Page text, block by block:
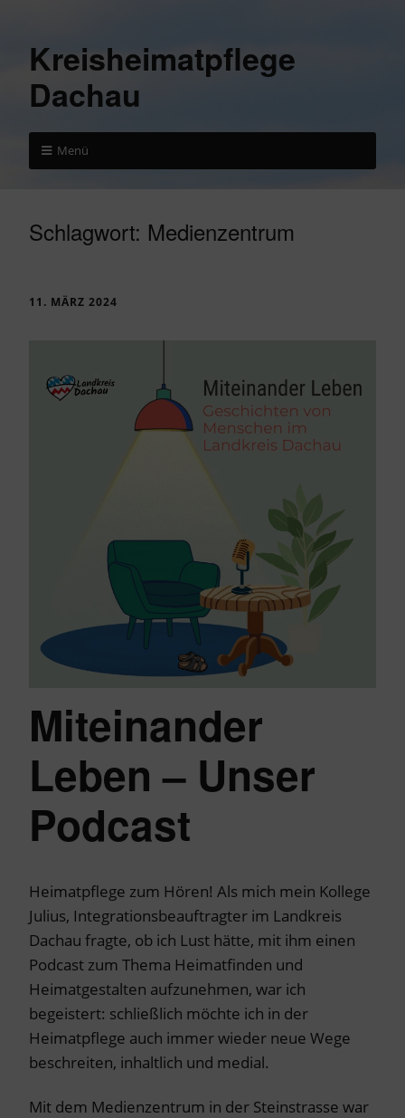
Kreisheimatpflege
Dachau
Menü
Schlagwort: Medienzentrum
11. MÄRZ 2024
Miteinander
Leben – Unser
Podcast
Heimatpflege zum Hören! Als mich mein Kollege
Julius, Integrationsbeauftragter im Landkreis
Dachau fragte, ob ich Lust hätte, mit ihm einen
Podcast zum Thema Heimatfinden und
Heimatgestalten aufzunehmen, war ich
begeistert: schließlich möchte ich in der
Heimatpflege auch immer wieder neue Wege
beschreiten, inhaltlich und medial.
Mit dem Medienzentrum in der Steinstrasse war